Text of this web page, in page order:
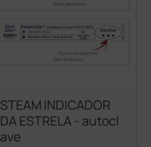
STEAM INDICADOR
DA ESTRELA - autocl
ave